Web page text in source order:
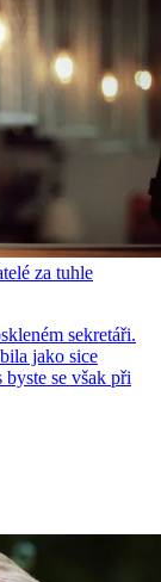
za tuhle
sekretáři.
jako sice
se však při